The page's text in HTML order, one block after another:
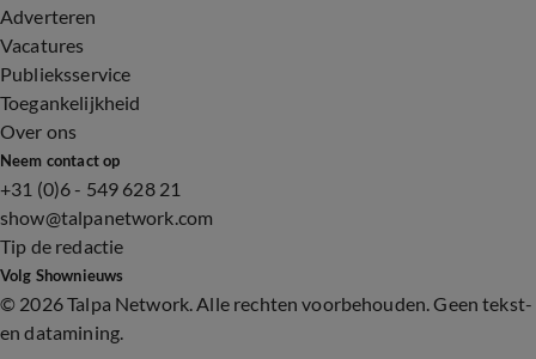
Adverteren
Vacatures
Publieksservice
Toegankelijkheid
Over ons
Neem contact op
+31 (0)6 - 549 628 21
show@talpanetwork.com
Tip de redactie
Volg Shownieuws
© 2026 Talpa Network. Alle rechten voorbehouden. Geen tekst-
en datamining.